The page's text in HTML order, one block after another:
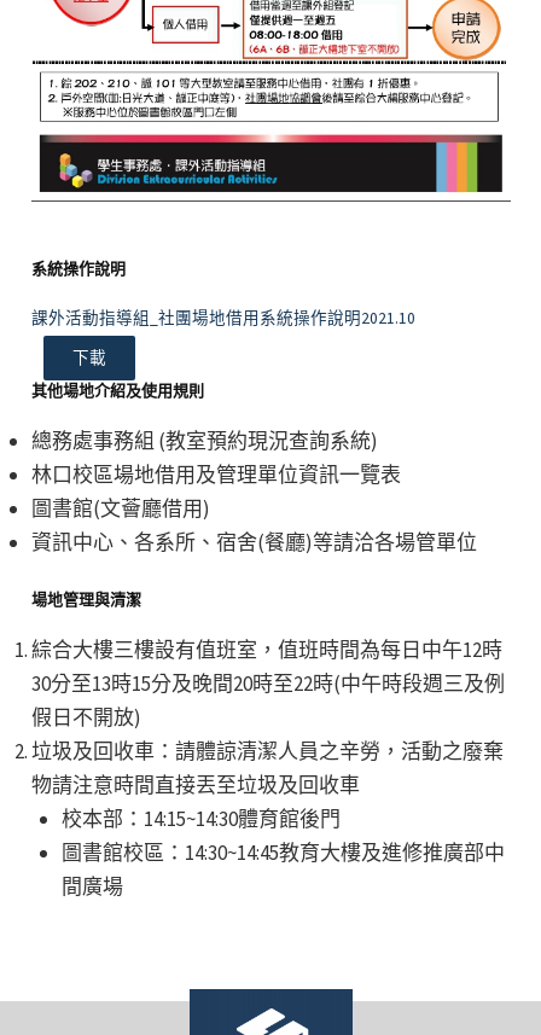
系統操作說明
課外活動指導組_社團場地借用系統操作說明2021.10
下載
其他場地介紹及使用規則
總務處事務組 (教室預約現況查詢系統)
林口校區場地借用及管理單位資訊一覽表
圖書館(文薈廳借用)
資訊中心、各系所、宿舍(餐廳)等請洽各場管單位
場地管理與清潔
綜合大樓三樓設有值班室，值班時間為每日中午12時
30分至13時15分及晚間20時至22時(中午時段週三及例
假日不開放)
垃圾及回收車：請體諒清潔人員之辛勞，活動之廢棄
物請注意時間直接丟至垃圾及回收車
校本部：14:15~14:30體育館後門
圖書館校區：14:30~14:45教育大樓及進修推廣部中
間廣場